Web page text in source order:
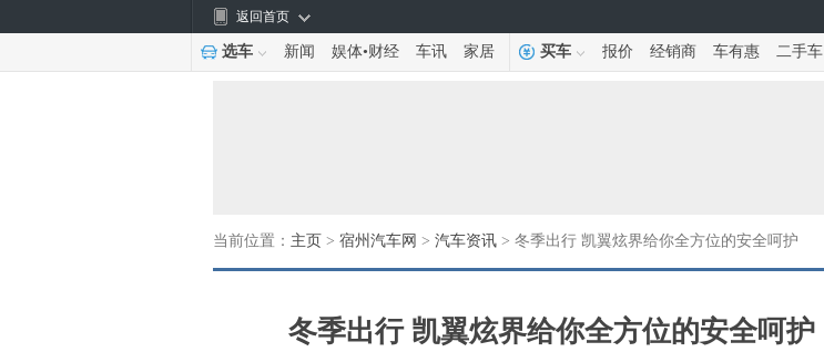
返回首页
选车 新闻 娱体•财经 车讯 家居 买车 报价 经销商 车有惠 二手车
当前位置： 主页 > 宿州汽车网 > 汽车资讯 > 冬季出行 凯翼炫界给你全方位的安全呵护
冬季出行 凯翼炫界给你全方位的安全呵护